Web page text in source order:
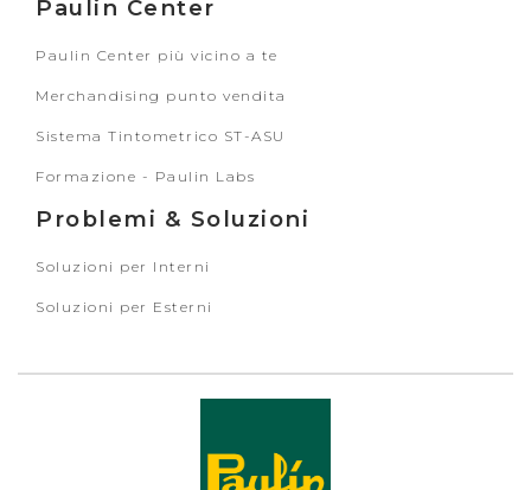
Paulin Center
Paulin Center più vicino a te
Merchandising punto vendita
Sistema Tintometrico ST-ASU
Formazione - Paulin Labs
Problemi & Soluzioni
Soluzioni per Interni
Soluzioni per Esterni